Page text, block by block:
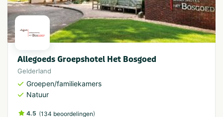
Allegoeds Groepshotel Het Bosgoed
Gelderland
Groepen/familiekamers
Natuur
4.5 (134 beoordelingen)